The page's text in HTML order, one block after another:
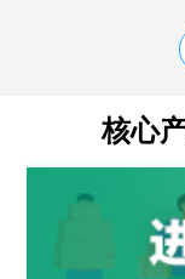
核心